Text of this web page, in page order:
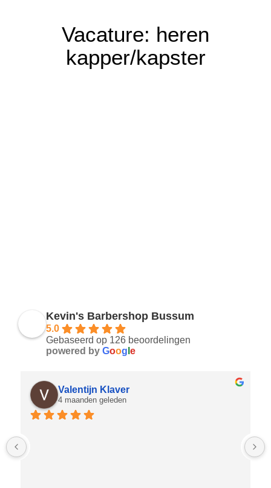
Vacature: heren
kapper/kapster
Kevin's Barbershop Bussum
5.0
Gebaseerd op 126 beoordelingen
powered by Goog e
Valentijn Klaver
4 maanden geleden